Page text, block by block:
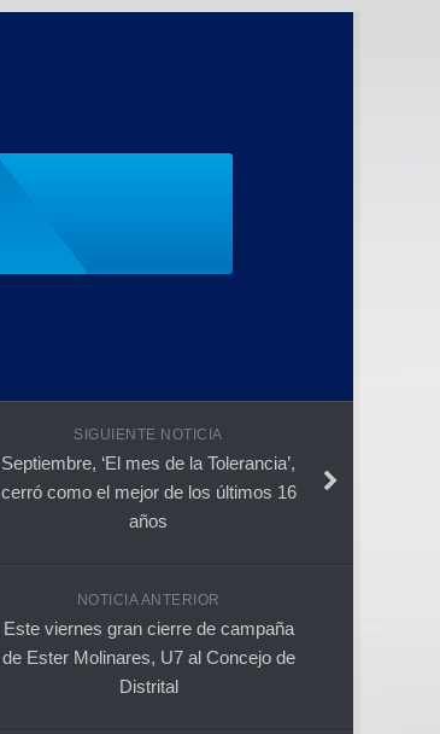
SIGUIENTE NOTICIA
Septiembre, ‘El mes de la Tolerancia’,
cerró como el mejor de los últimos 16
años
NOTICIA ANTERIOR
Este viernes gran cierre de campaña
de Ester Molinares, U7 al Concejo de
Distrital